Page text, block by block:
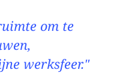
om te
werksfeer."